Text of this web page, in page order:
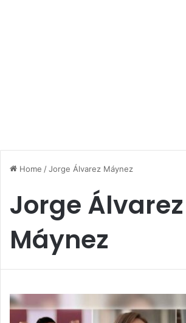
Home /Jorge Álvarez Máynez
Jorge Álvarez
Máynez